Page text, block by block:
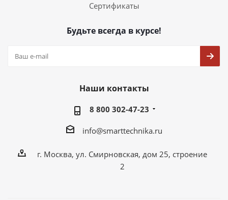
Сертификаты
Будьте всегда в курсе!
Наши контакты
8 800 302-47-23
info@smarttechnika.ru
г. Москва, ул. Смирновская, дом 25, строение
2